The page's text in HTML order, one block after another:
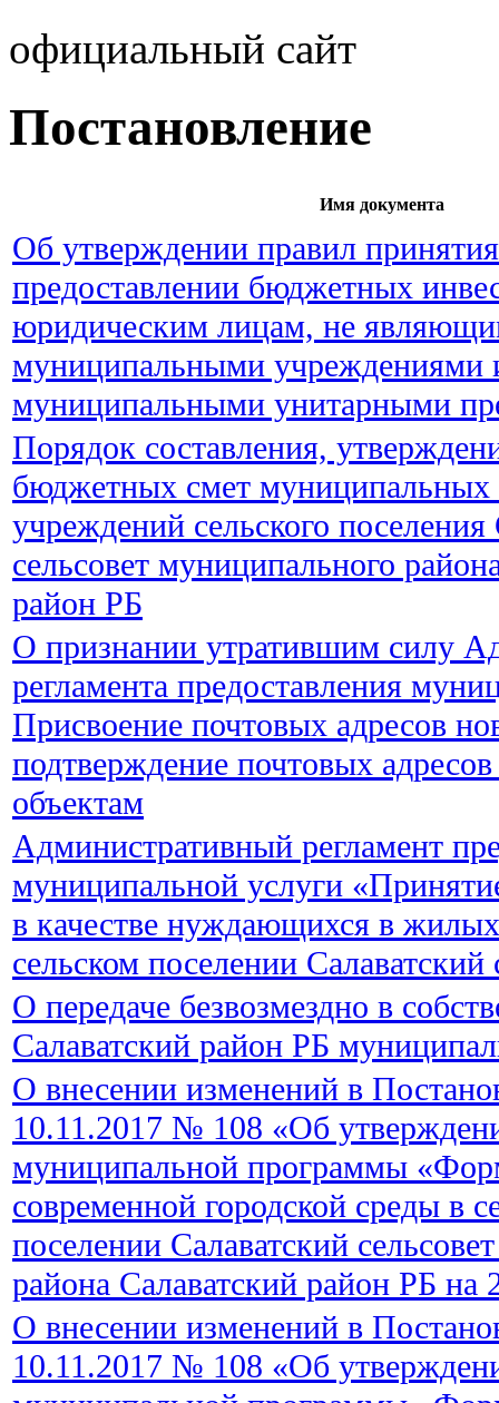
официальный сайт
Постановление
Имя документа
Об утверждении правил
предоставлении бюджетных
юридическим лицам, не
муниципальными учреждениями
муниципальными унитарными
Порядок составления,
бюджетных смет муниципальных
учреждений сельского поселения
сельсовет муниципального
район РБ
О признании утратившим силу
регламента предоставления
Присвоение почтовых адресов
подтверждение почтовых
объектам
Административный регламент
муниципальной услуги
в качестве нуждающихся в
сельском поселении Салаватский
О передаче безвозмездно в
Салаватский район РБ
О внесении изменений в
10.11.2017 № 108 «Об
муниципальной программы
современной городской среды в
поселении Салаватский
района Салаватский район РБ на
О внесении изменений в
10.11.2017 № 108 «Об